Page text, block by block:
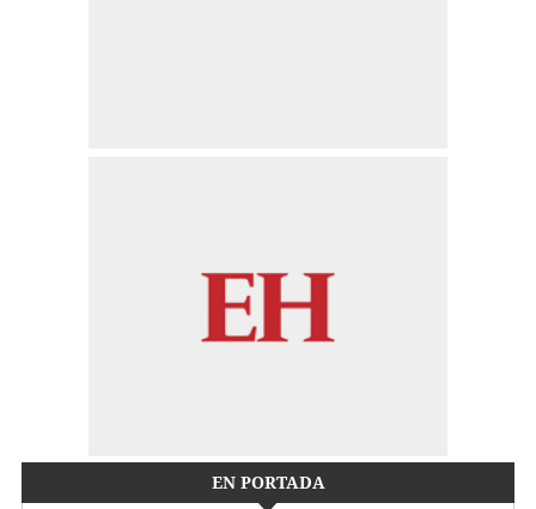
EN PORTADA